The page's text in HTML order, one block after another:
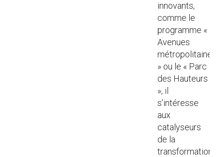
innovants,
comme le
programme «
Avenues
métropolitaines
» ou le « Parc
des Hauteurs
», il
s’intéresse
aux
catalyseurs
de la
transformation